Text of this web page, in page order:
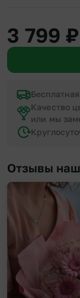
3 799 ₽
Качество
или мы
Отзывы